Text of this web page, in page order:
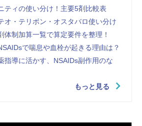
ティの使い分け！主要5剤比較表
オ・テリボン・オスタバロ使い分け
体制加算一覧で算定要件を整理！
で喘息や血栓が起きる理由は？
指導に活かす、NSAIDs副作用のな
もっと見る